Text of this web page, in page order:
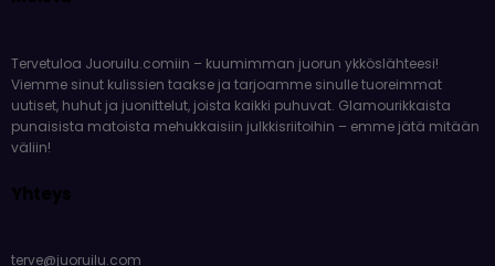
Tervetuloa Juoruilu.comiin – kuumimman juorun ykköslähteesi!
Viemme sinut kulissien taakse ja tarjoamme sinulle tuoreimmat
uutiset, huhut ja juonittelut, joista kaikki puhuvat. Glamourikkaista
punaisista matoista mehukkaisiin julkkisriitoihin – emme jätä mitään